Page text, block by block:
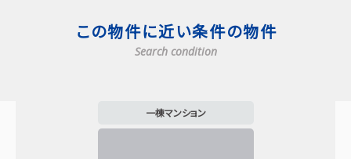
この物件に近い条件の物件
Search condition
一棟マンション